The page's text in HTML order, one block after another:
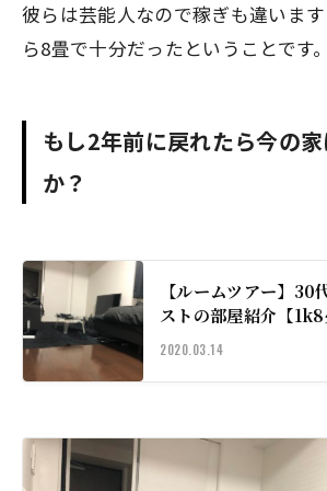
彼らは芸能人なので稼ぎも違いま
ら8畳で十分だったということです。
もし2年前に戻れたら今の
か？
【ルームツアー】30
ストの部屋紹介【1k8
2020.03.14